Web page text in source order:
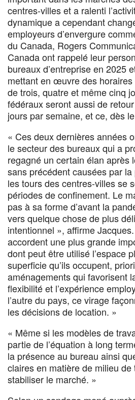
centres-villes et a ralenti
dynamique a cependant
employeurs d’envergure
du Canada, Rogers
Canada ont rappelé leur
bureaux d’entreprise en 2025
mettant en œuvre des
de trois, quatre et même cinq
fédéraux seront aussi de
jours par semaine, et ce, dès
« Ces deux dernières années
le secteur des bureaux qui a
regagné un certain élan après
sans précédent causées par
les tours des centres-villes se
périodes de confinement. Le
pas à sa forme d’avant la
vers quelque chose de plus
intentionnel », affirme
accordent une plus grande
dont peut être utilisé l’espace
superficie qu’ils occupent,
aménagements qui favorisent
flexibilité et l’expérience
l’autre du pays, ce virage
les décisions de location. »
« Même si les modèles de
partie de l’équation à long
la présence au bureau ainsi
claires en matière de milieu
stabiliser le marché. »